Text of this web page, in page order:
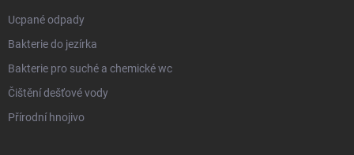
Ucpané odpady
Bakterie do jezírka
Bakterie pro suché a chemické wc
Čištění dešťové vody
Přírodní hnojivo